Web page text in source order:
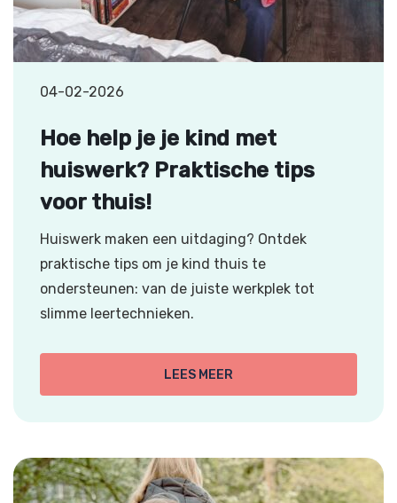
04-02-2026
Hoe help je je kind met
huiswerk? Praktische tips
voor thuis!
Huiswerk maken een uitdaging? Ontdek
praktische tips om je kind thuis te
ondersteunen: van de juiste werkplek tot
slimme leertechnieken.
LEES MEER